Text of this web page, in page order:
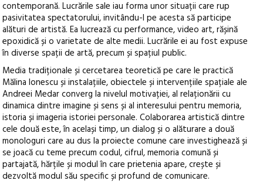
contemporană. Lucrările sale iau forma unor situații care rup
pasivitatea spectatorului, invitându-l pe acesta să participe
alături de artistă. Ea lucrează cu performance, video art, rășină
epoxidică și o varietate de alte medii. Lucrările ei au fost expuse
în diverse spații de artă, precum și spațiul public.
Media tradiționale și cercetarea teoretică pe care le practică
Mălina Ionescu și instalațiile, obiectele și intervențiile spațiale ale
Andreei Medar converg la nivelul motivației, al relaționării cu
dinamica dintre imagine și sens și al interesului pentru memoria,
istoria și imageria istoriei personale. Colaborarea artistică dintre
cele două este, în același timp, un dialog și o alăturare a două
monologuri care au dus la proiecte comune care investighează și
se joacă cu teme precum codul, cifrul, memoria comună și
partajată, hărțile și modul în care prietenia apare, crește și
dezvoltă modul său specific și profund de comunicare.